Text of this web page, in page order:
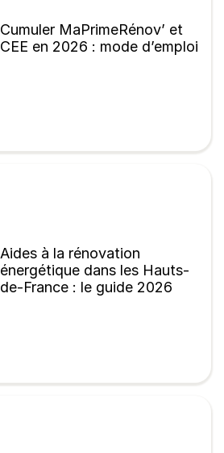
Cumuler MaPrimeRénov’ et
CEE en 2026 : mode d’emploi
Aides à la rénovation
énergétique dans les Hauts-
de-France : le guide 2026